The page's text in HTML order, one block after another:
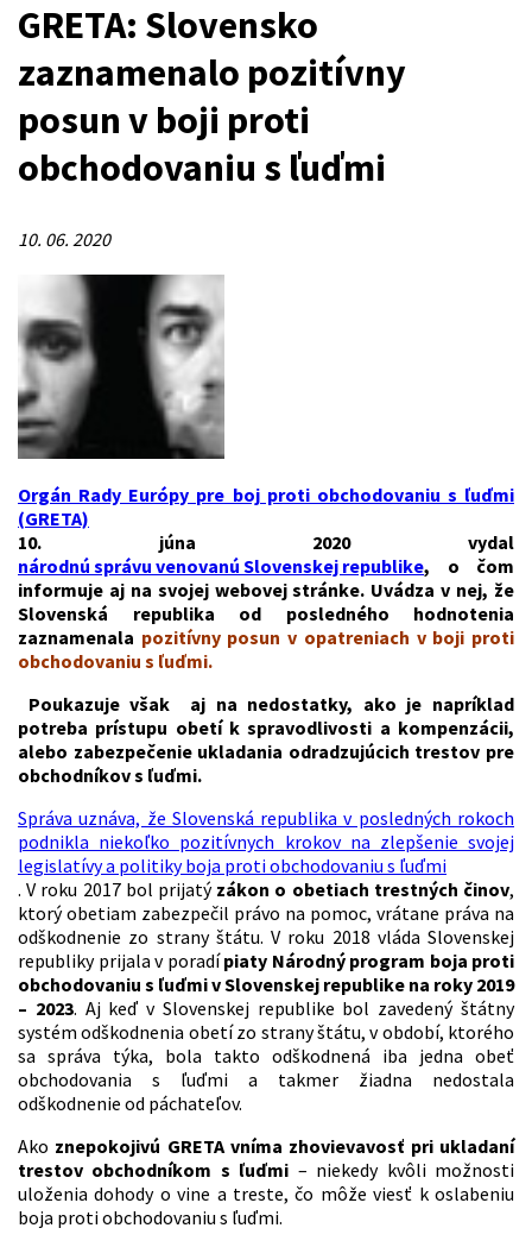
GRETA: Slovensko
zaznamenalo pozitívny
posun v boji proti
obchodovaniu s ľuďmi
10. 06. 2020
Orgán Rady Európy pre boj proti obchodovaniu s ľuďmi
(GRETA)
10. júna 2020 vydal
národnú správu venovanú Slovenskej republike, o čom
informuje aj na svojej webovej stránke. Uvádza v nej, že
Slovenská republika od posledného hodnotenia
zaznamenala pozitívny posun v opatreniach v boji proti
obchodovaniu s ľuďmi.
Poukazuje však aj na nedostatky, ako je napríklad
potreba prístupu obetí k spravodlivosti a kompenzácii,
alebo zabezpečenie ukladania odradzujúcich trestov pre
obchodníkov s ľuďmi.
Správa uznáva, že Slovenská republika v posledných rokoch
podnikla niekoľko pozitívnych krokov na zlepšenie svojej
legislatívy a politiky boja proti obchodovaniu s ľuďmi
. V roku 2017 bol prijatý zákon o obetiach trestných činov,
ktorý obetiam zabezpečil právo na pomoc, vrátane práva na
odškodnenie zo strany štátu. V roku 2018 vláda Slovenskej
republiky prijala v poradípiaty Národný program boja proti
obchodovaniu s ľuďmi v Slovenskej republike na roky 2019
– 2023. Aj keď v Slovenskej republike bol zavedený štátny
systém odškodnenia obetí zo strany štátu, v období, ktorého
sa správa týka, bola takto odškodnená iba jedna obeť
obchodovania s ľuďmi a takmer žiadna nedostala
odškodnenie od páchateľov.
Ako znepokojivú GRETA vníma zhovievavosť pri ukladaní
trestov obchodníkom s ľuďmi – niekedy kvôli možnosti
uloženia dohody o vine a treste, čo môže viesť k oslabeniu
boja proti obchodovaniu s ľuďmi.